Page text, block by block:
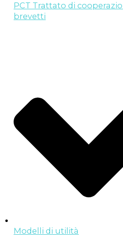
PCT Trattato di
brevetti
Modelli di utilità